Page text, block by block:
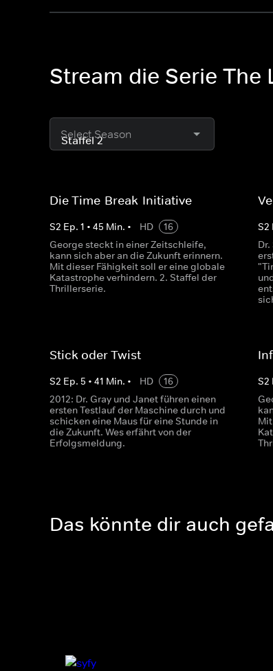
Stream die Serie The
Select Season
Die Time-Break-Initiative
S2 Ep. 1 • 45 Min. • HD
16
George steckt in einer Zeitschleife,
kann sich aber an die Zukunft erinnern.
Mit dieser Fähigkeit soll er eine globale
Katastrophe verhindern. 2. Staffel der
Thrillerserie.
S2
Stick oder Twist
S2 Ep. 5 • 41 Min. • HD
16
2012: Dr. Gray und Janet führen einen
ersten Testlauf der Maschine durch und
schicken eine Maus für eine Stunde in
die Zukunft. Wes erfährt von der
Erfolgsmeldung.
S2
Das könnte dir auch